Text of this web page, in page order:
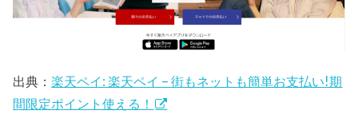
出典：楽天ペイ: 楽天ペイ – 街もネットも簡単お支払い!期
間限定ポイント使える！